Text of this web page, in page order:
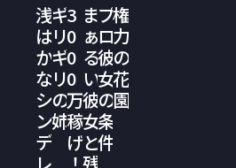
浅
は
か
な
シ
ン
デ
ギ
リ
ギ
リ
の
姉
3
0
0
0
万
稼
げ
ま
ぁ
る
い
彼
女
と
プ
ロ
彼
女
の
条
件
権
力
の
花
園